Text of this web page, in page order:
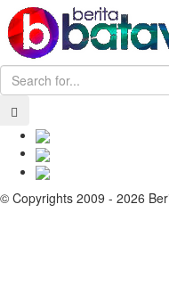
© Copyrights 2009 - 2026